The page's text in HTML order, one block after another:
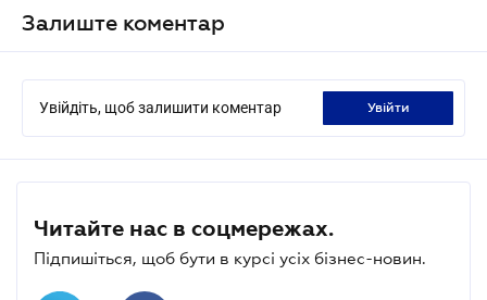
Залиште коментар
Увійдіть, щоб залишити коментар увійти
Читайте нас в соцмережах.
Підпишіться, щоб бути в курсі усіх бізнес-новин.